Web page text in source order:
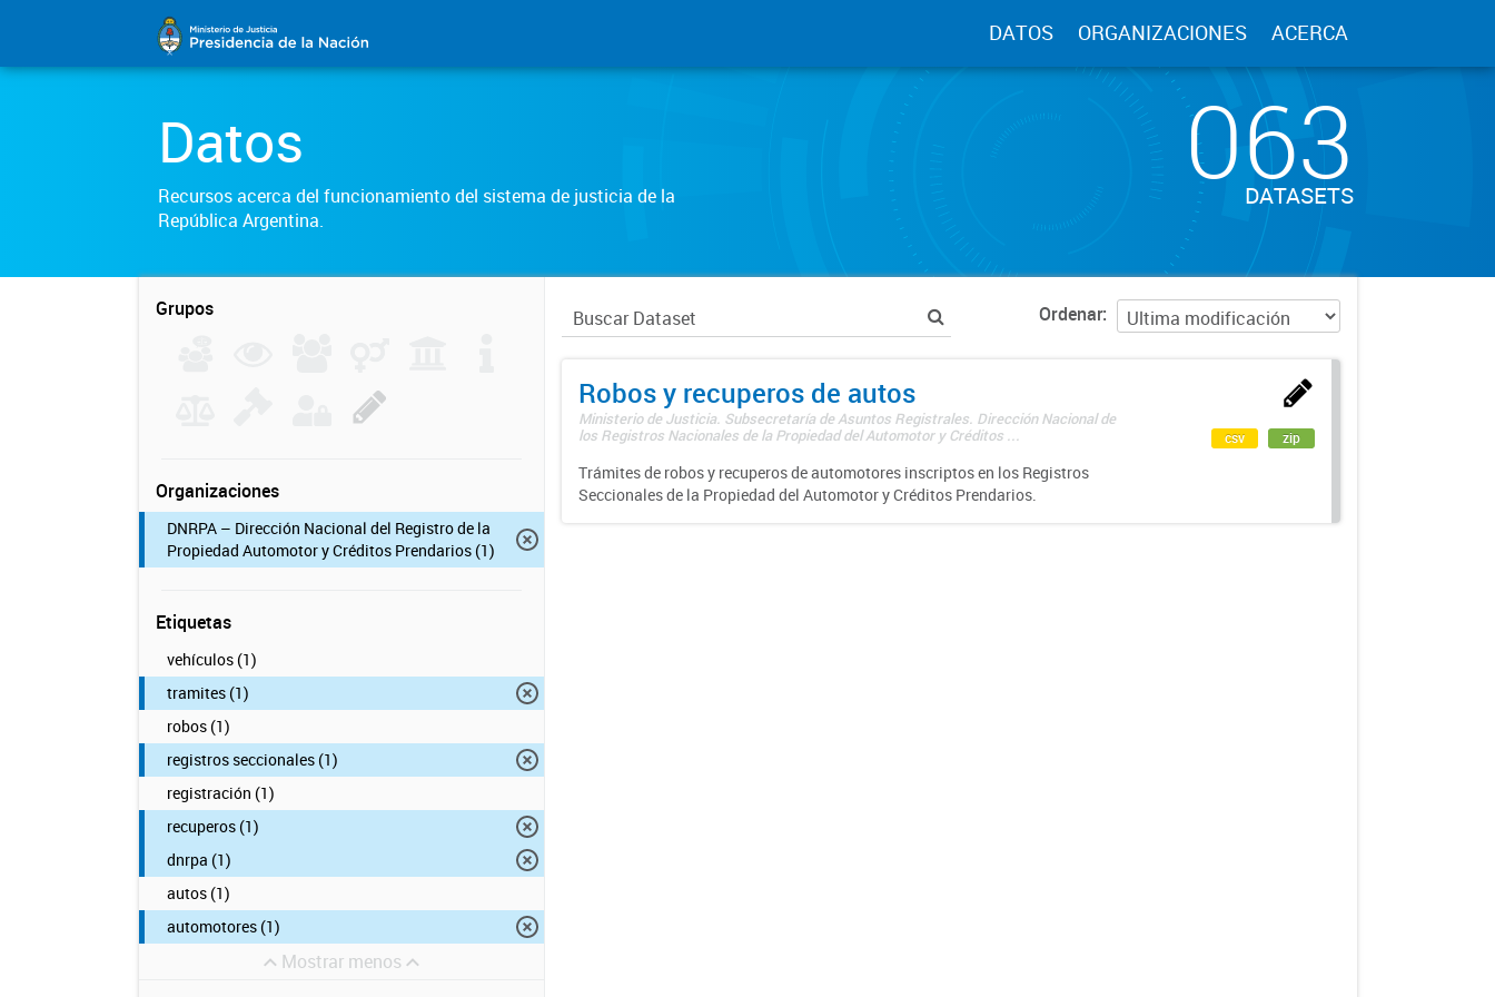
DATOS ORGANIZACIONES ACERCA
Datos
Recursos acerca del funcionamiento del sistema de justicia de la
República Argentina.
063
DATASETS
Grupos
Organizaciones
DNRPA – Dirección Nacional del Registro de la
Propiedad Automotor y Créditos Prendarios (1)
Etiquetas
vehículos (1)
tramites (1)
robos (1)
registros seccionales (1)
registración (1)
recuperos (1)
dnrpa (1)
autos (1)
automotores (1)
Mostrar menos
Ordenar
Robos y recuperos de autos
Ministerio de Justicia. Subsecretaría de Asuntos Registrales. Dirección Nacional de
los Registros Nacionales de la Propiedad del Automotor y Créditos ...
Trámites de robos y recuperos de automotores inscriptos en los Registros
Seccionales de la Propiedad del Automotor y Créditos Prendarios.
csv zip